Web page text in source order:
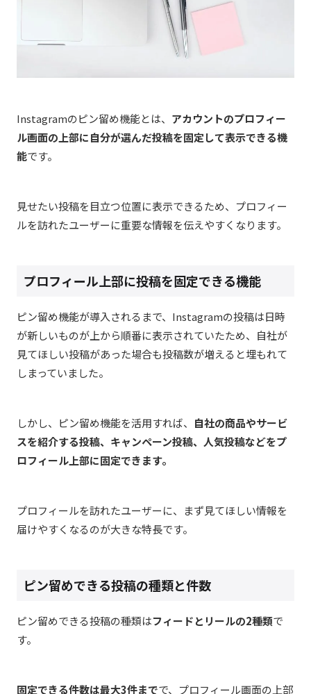
Instagramのピン留め機能とは、 アカウントのプロフィー
ル画面の上部に自分が選んだ投稿を固定して表示できる機
能です。
見せたい投稿を目立つ位置に表示できるため、プロフィー
ルを訪れたユーザーに重要な情報を伝えやすくなります。
プロフィール上部に投稿を固定できる機能
ピン留め機能が導入されるまで、 Instagramの投稿は日時
が新しいものが上から順番に表示されていたため、自社が
見てほしい投稿があった場合も投稿数が増えると埋もれて
しまっていました。
しかし、ピン留め機能を活用すれば、 自社の商品やサービ
スを紹介する投稿、キャンペーン投稿、人気投稿などをプ
ロフィール上部に固定できます。
プロフィールを訪れたユーザーに、まず見てほしい情報を
届けやすくなるのが大きな特長です。
ピン留めできる投稿の種類と件数
ピン留めできる投稿の種類はフィードとリールの2種類で
す。
固定できる件数は最大3件までで、プロフィール画面の上部